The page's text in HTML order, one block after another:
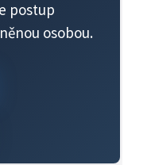
postup
osobou.